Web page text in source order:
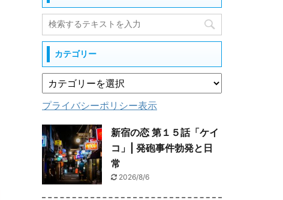
カテゴリー
プライバシーポリシー表示
新宿の恋 第１５話「ケイ
コ」| 発砲事件勃発と日
常
2026/8/6